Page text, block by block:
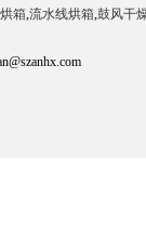
箱,流水线烘箱,鼓风干